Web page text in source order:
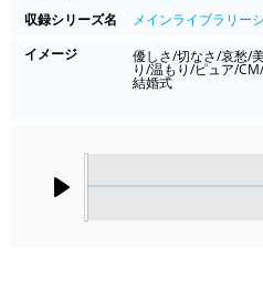
収録シリーズ名
メインライブラリー
イメージ
優しさ/切なさ/哀愁/
り/温もり/ピュア/
結婚式